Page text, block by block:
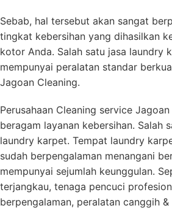
Sebab, hal tersebut akan sangat
tingkat kebersihan yang dihasilkan
kotor Anda. Salah satu jasa laundry
mempunyai peralatan standar
Jagoan Cleaning.
Perusahaan Cleaning service
beragam layanan kebersihan. Salah
laundry karpet. Tempat laundry
sudah berpengalaman menangani
mempunyai sejumlah keunggulan.
terjangkau, tenaga pencuci
berpengalaman, peralatan canggih